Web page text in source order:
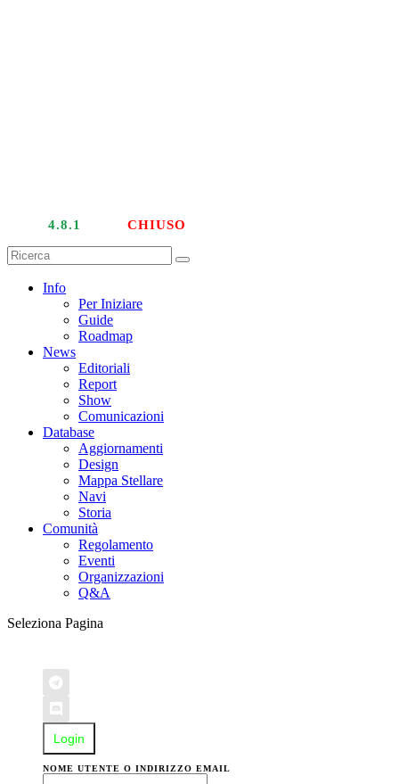
4.8.1 CHIUSO
Info
Per Iniziare
Guide
Roadmap
News
Editoriali
Report
Show
Comunicazioni
Database
Aggiornamenti
Design
Mappa Stellare
Navi
Storia
Comunità
Regolamento
Eventi
Organizzazioni
Q&A
Seleziona Pagina
Login
NOME UTENTE O INDIRIZZO EMAIL